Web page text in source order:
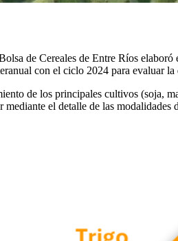
de Cereales de Entre Ríos
con el ciclo 2024 para evaluar
de los principales cultivos (soja,
mediante el detalle de las